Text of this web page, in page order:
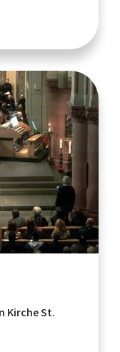
Kirche St.